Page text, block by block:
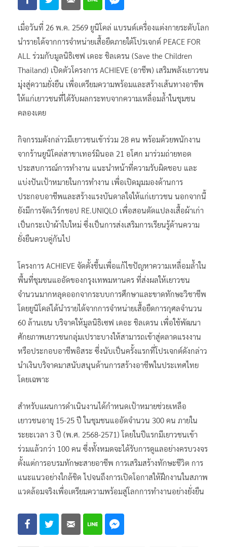
เมื่อวันที่ 26 พ.ค. 2569 ยูนิโคล่ แบรนด์เครื่องแต่งกายระดับโลก
นำรายได้จากการจำหน่ายเสื้อยืดภายใต้โปรเจกต์ PEACE FOR
ALL ร่วมกับมูลนิธิเซฟ เดอะ ชิลเดรน (Save the Children
Thailand) เปิดตัวโครงการ ACHIEVE (อาชีพ) เสริมพลังเยาวชน
มุ่งสู่ความยั่งยืน เพื่อเตรียมความพร้อมและสร้างเส้นทางอาชีพ
ให้แก่เยาวชนที่ได้รับผลกระทบจากความเหลื่อมล้ำในชุมชน
คลองเตย
กิจกรรมดังกล่าวมีเยาวชนเข้าร่วม 28 คน พร้อมด้วยพนักงาน
จากร้านยูนิโคล่สาขาเทอร์มินอล 21 อโศก มาร่วมถ่ายทอด
ประสบการณ์การทำงาน แนะนำหน้าที่ความรับผิดชอบ และ
แบ่งปันเป้าหมายในการทำงาน เพื่อเปิดมุมมองด้านการ
ประกอบอาชีพและสร้างแรงบันดาลใจให้แก่เยาวชน นอกจากนี้
ยังมีการจัดเวิร์กชอป RE.UNIQLO เพื่อสอนดัดแปลงเสื้อผ้าเก่า
เป็นกระเป๋าผ้าใบใหม่ ซึ่งเป็นการส่งเสริมการเรียนรู้ด้านความ
ยั่งยืนควบคู่กันไป
โครงการ ACHIEVE จัดตั้งขึ้นเพื่อแก้ไขปัญหาความเหลื่อมล้ำใน
พื้นที่ชุมชนแออัดของกรุงเทพมหานคร ที่ส่งผลให้เยาวชน
จำนวนมากหลุดออกจากระบบการศึกษาและขาดทักษะวิชาชีพ
โดยยูนิโคล่ได้นำรายได้จากการจำหน่ายเสื้อยืดการกุศลจำนวน
60 ล้านเยน บริจาคให้มูลนิธิเซฟ เดอะ ชิลเดรน เพื่อใช้พัฒนา
ศักยภาพเยาวชนกลุ่มเปราะบางให้สามารถเข้าสู่ตลาดแรงงาน
หรือประกอบอาชีพอิสระ ซึ่งนับเป็นครั้งแรกที่โปรเจกต์ดังกล่าว
นำเงินบริจาคมาสนับสนุนด้านการสร้างอาชีพในประเทศไทย
โดยเฉพาะ
สำหรับแผนการดำเนินงานได้กำหนดเป้าหมายช่วยเหลือ
เยาวชนอายุ 15-25 ปี ในชุมชนแออัดจำนวน 300 คน ภายใน
ระยะเวลา 3 ปี (พ.ศ. 2568-2571) โดยในปีแรกมีเยาวชนเข้า
ร่วมแล้วกว่า 100 คน ซึ่งทั้งหมดจะได้รับการดูแลอย่างครบวงจร
ตั้งแต่การอบรมทักษะสายอาชีพ การเสริมสร้างทักษะชีวิต การ
แนะแนวอย่างใกล้ชิด ไปจนถึงการเปิดโอกาสให้ฝึกงานในสภาพ
แวดล้อมจริงเพื่อเตรียมความพร้อมสู่โลกการทำงานอย่างยั่งยืน